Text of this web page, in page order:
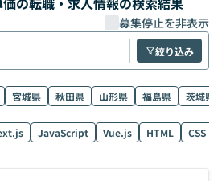
募集停止を非表示
絞り込み
宮城県 秋田県 山形県 福島県
茨城県
JavaScript Vue.js HTML CSS